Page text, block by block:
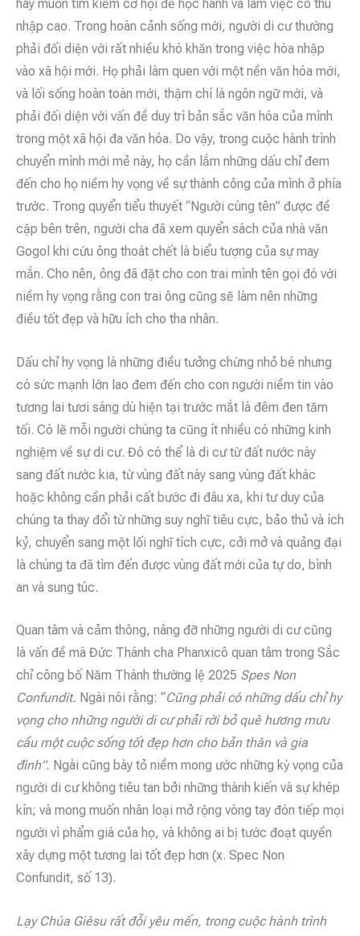
hay muốn tìm kiếm cơ hội để học hành và làm việc có thu
nhập cao. Trong hoàn cảnh sống mới, người di cư thường
phải đối diện với rất nhiều khó khăn trong việc hòa nhập
vào xã hội mới. Họ phải làm quen với một nền văn hóa mới,
và lối sống hoàn toàn mới, thậm chí là ngôn ngữ mới, và
phải đối diện với vấn đề duy trì bản sắc văn hóa của mình
trong một xã hội đa văn hóa. Do vậy, trong cuộc hành trình
chuyển mình mới mẻ này, họ cần lắm những dấu chỉ đem
đến cho họ niềm hy vọng về sự thành công của mình ở phía
trước. Trong quyển tiểu thuyết “Người cùng tên” được đề
cập bên trên, người cha đã xem quyển sách của nhà văn
Gogol khi cứu ông thoát chết là biểu tượng của sự may
mắn. Cho nên, ông đã đặt cho con trai mình tên gọi đó với
niềm hy vọng rằng con trai ông cũng sẽ làm nên những
điều tốt đẹp và hữu ích cho tha nhân.
Dấu chỉ hy vọng là những điều tưởng chừng nhỏ bé nhưng
có sức mạnh lớn lao đem đến cho con người niềm tin vào
tương lai tươi sáng dù hiện tại trước mắt là đêm đen tăm
tối. Có lẽ mỗi người chúng ta cũng ít nhiều có những kinh
nghiệm về sự di cư. Đó có thể là di cư từ đất nước này
sang đất nước kia, từ vùng đất này sang vùng đất khác
hoặc không cần phải cất bước đi đâu xa, khi tư duy của
chúng ta thay đổi từ những suy nghĩ tiêu cực, bảo thủ và ích
kỷ, chuyển sang một lối nghĩ tích cực, cởi mở và quảng đại
là chúng ta đã tìm đến được vùng đất mới của tự do, bình
an và sung túc.
Quan tâm và cảm thông, nâng đỡ những người di cư cũng
là vấn đề mà Đức Thánh cha Phanxicô quan tâm trong Sắc
chỉ công bố Năm Thánh thường lệ 2025 Spes Non
Confundit. Ngài nói rằng: “Cũng phải có những dấu chỉ hy
vọng cho những người di cư phải rời bỏ quê hương mưu
cầu một cuộc sống tốt đẹp hơn cho bản thân và gia
đình”. Ngài cũng bày tỏ niềm mong ước những kỳ vọng của
người di cư không tiêu tan bởi những thành kiến và sự khép
kín; và mong muốn nhân loại mở rộng vòng tay đón tiếp mọi
người vì phẩm giá của họ, và không ai bị tước đoạt quyền
xây dựng một tương lai tốt đẹp hơn (x. Spec Non
Confundit, số 13).
Lạy Chúa Giêsu rất đỗi yêu mến, trong cuộc hành trình